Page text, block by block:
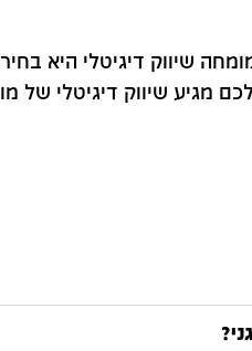
שיווק דיגיטלי היא
מגיע שיווק דיגיטלי של